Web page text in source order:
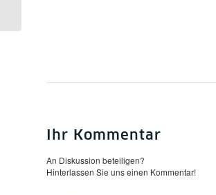
Ihr Kommentar
An Diskussion beteiligen?
Hinterlassen Sie uns einen Kommentar!